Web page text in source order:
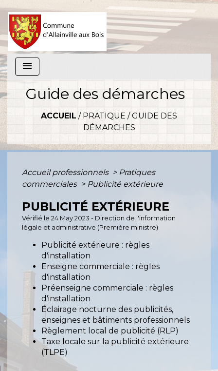
menu
Guide des démarches
ACCUEIL / PRATIQUE /GUIDE DES
DÉMARCHES
Accueil professionnels > Pratiques
commerciales > Publicité extérieure
PUBLICITÉ EXTÉRIEURE
Vérifié le 24 May 2023 - Direction de l'information
légale et administrative (Première ministre)
Publicité extérieure : règles
d'installation
Enseigne commerciale : règles
d'installation
Préenseigne commerciale : règles
d'installation
Éclairage nocturne des publicités,
enseignes et bâtiments professionnels
Règlement local de publicité (RLP)
Taxe locale sur la publicité extérieure
(TLPE)